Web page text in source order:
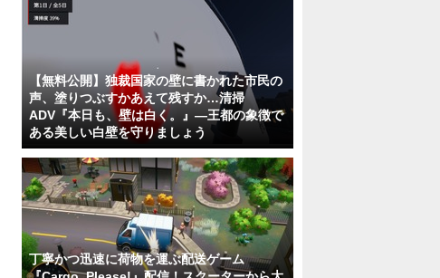
【無料公開】独裁国家の壁に書かれた市民の
声、塗りつぶすかあえて残すか…清掃
ADV『本日も、壁は白く。』―王都の象徴で
ある美しい白壁を守りましょう
丁寧かつ迅速に荷物を運ぶ配送ゲーム